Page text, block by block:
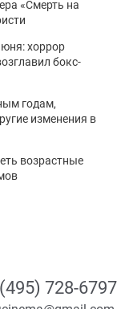
«Смерть на
хоррор
бокс-
годам,
изменения в
возрастные
728-6797